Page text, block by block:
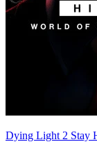
Dying Light 2 Stay